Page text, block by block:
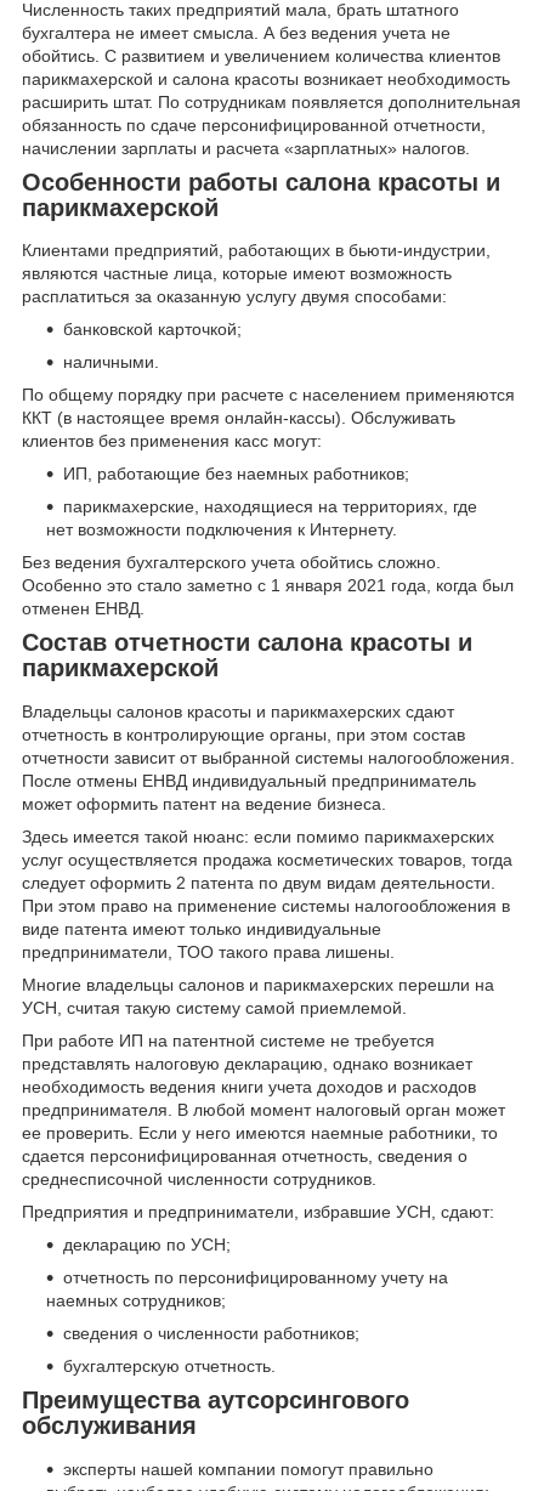
Численность таких предприятий мала, брать штатного
бухгалтера не имеет смысла. А без ведения учета не
обойтись. С развитием и увеличением количества клиентов
парикмахерской и салона красоты возникает необходимость
расширить штат. По сотрудникам появляется дополнительная
обязанность по сдаче персонифицированной отчетности,
начислении зарплаты и расчета «зарплатных» налогов.
Особенности работы салона красоты и
парикмахерской
Клиентами предприятий, работающих в бьюти-индустрии,
являются частные лица, которые имеют возможность
расплатиться за оказанную услугу двумя способами:
банковской карточкой;
наличными.
По общему порядку при расчете с населением применяются
ККТ (в настоящее время онлайн-кассы). Обслуживать
клиентов без применения касс могут:
ИП, работающие без наемных работников;
парикмахерские, находящиеся на территориях, где
нет возможности подключения к Интернету.
Без ведения бухгалтерского учета обойтись сложно.
Особенно это стало заметно с 1 января 2021 года, когда был
отменен ЕНВД.
Состав отчетности салона красоты и
парикмахерской
Владельцы салонов красоты и парикмахерских сдают
отчетность в контролирующие органы, при этом состав
отчетности зависит от выбранной системы налогообложения.
После отмены ЕНВД индивидуальный предприниматель
может оформить патент на ведение бизнеса.
Здесь имеется такой нюанс: если помимо парикмахерских
услуг осуществляется продажа косметических товаров, тогда
следует оформить 2 патента по двум видам деятельности.
При этом право на применение системы налогообложения в
виде патента имеют только индивидуальные
предприниматели, ТОО такого права лишены.
Многие владельцы салонов и парикмахерских перешли на
УСН, считая такую систему самой приемлемой.
При работе ИП на патентной системе не требуется
представлять налоговую декларацию, однако возникает
необходимость ведения книги учета доходов и расходов
предпринимателя. В любой момент налоговый орган может
ее проверить. Если у него имеются наемные работники, то
сдается персонифицированная отчетность, сведения о
среднесписочной численности сотрудников.
Предприятия и предприниматели, избравшие УСН, сдают:
декларацию по УСН;
отчетность по персонифицированному учету на
наемных сотрудников;
сведения о численности работников;
бухгалтерскую отчетность.
Преимущества аутсорсингового
обслуживания
эксперты нашей компании помогут правильно